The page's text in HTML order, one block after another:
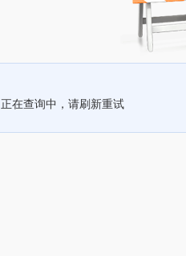
正在查询中，请刷新重试